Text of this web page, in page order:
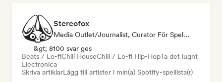
Stereofox
Media Outlet/Journalist, Curator För Spellistor
&gt; 8100 svar ges
Beats / Lo-fiChill HouseChill / Lo-fi Hip-HopTa det lugnt
Electronica
Skriva artiklarLägg till artister i min(a) Spotify-spellista(r)